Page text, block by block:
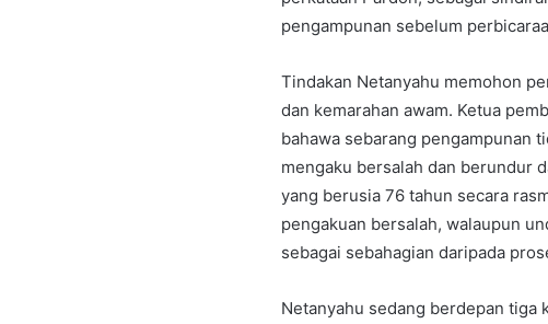
pengampunan sebelum
Tindakan Netanyahu memohon
dan kemarahan awam. Ketua
bahawa sebarang pengampunan
mengaku bersalah dan berundur
yang berusia 76 tahun secara
pengakuan bersalah, walaupun
sebagai sebahagian daripada
Netanyahu sedang berdepan tiga